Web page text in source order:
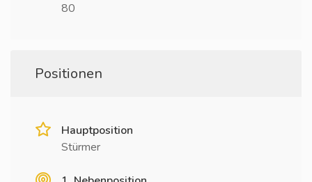
80
Positionen
Hauptposition
Stürmer